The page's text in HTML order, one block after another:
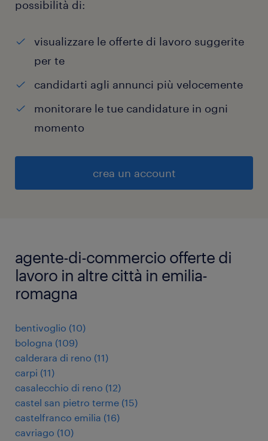
possibilità di:
visualizzare le offerte di lavoro suggerite
per te
candidarti agli annunci più velocemente
monitorare le tue candidature in ogni
momento
crea un account
agente-di-commercio offerte di
lavoro in altre città in emilia-
romagna
bentivoglio (10)
bologna (109)
calderara di reno (11)
carpi (11)
casalecchio di reno (12)
castel san pietro terme (15)
castelfranco emilia (16)
cavriago (10)